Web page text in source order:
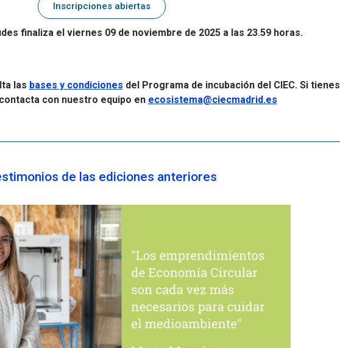
Inscripciones abiertas
finaliza el viernes 09 de noviembre de 2025 a las 23.59 horas.
las bases y condiciones del Programa de incubación del CIEC. Si tienes
con nuestro equipo en ecosistema@ciecmadrid.es
de las ediciones anteriores